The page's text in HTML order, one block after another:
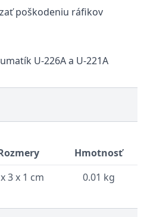
poškodeniu ráfikov
U-226A a U-221A
Hmotnosť
3 x 1 cm 0.01 kg